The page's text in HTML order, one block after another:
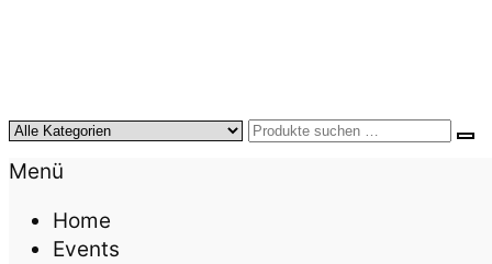
KursTipps.de
Weil Weiterbildung die beste Investition für mehr
Menü
Home
Events